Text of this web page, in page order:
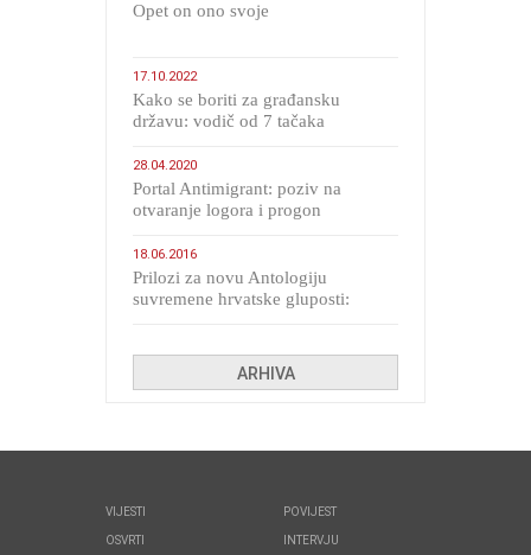
​Opet on ono svoje
17.10.2022
Kako se boriti za građansku
državu: vodič od 7 tačaka
28.04.2020
Portal Antimigrant: poziv na
otvaranje logora i progon
18.06.2016
Prilozi za novu Antologiju
suvremene hrvatske gluposti:
ARHIVA
VIJESTI
OSVRTI
POVIJEST
INTERVJU